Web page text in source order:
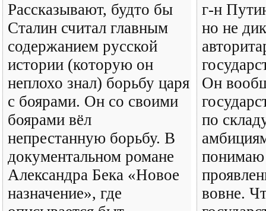
Рассказывают, будто бы
Сталин считал главным
содержанием русской
истории (которую он
неплохо знал) борьбу царя
с боярами. Он со своими
боярами вёл
непрестанную борьбу. В
документальном романе
Александра Бека «Новое
назначение», где
г-н
но не
Он
по
вовне.